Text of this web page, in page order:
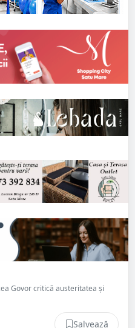
Govor critică austeritatea și
Salvează